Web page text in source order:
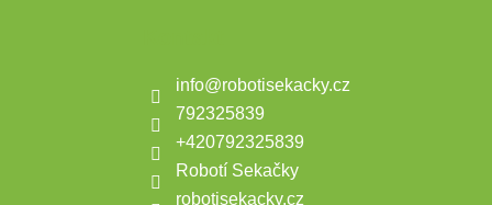
info@robotisekacky.cz
792325839
+420792325839
Robotí Sekačky
robotisekacky.cz